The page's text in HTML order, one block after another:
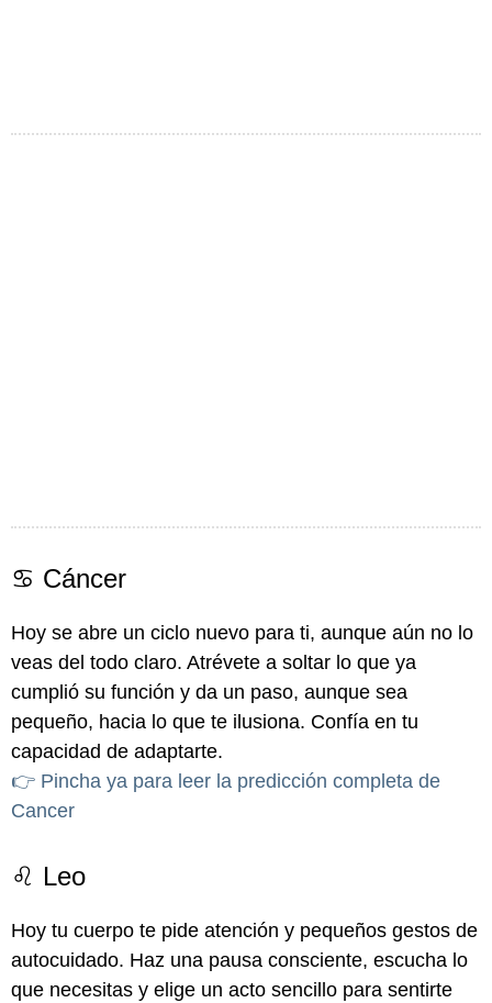
♋ Cáncer
Hoy se abre un ciclo nuevo para ti, aunque aún no lo
veas del todo claro. Atrévete a soltar lo que ya
cumplió su función y da un paso, aunque sea
pequeño, hacia lo que te ilusiona. Confía en tu
capacidad de adaptarte.
👉 Pincha ya para leer la predicción completa de
Cancer
♌ Leo
Hoy tu cuerpo te pide atención y pequeños gestos de
autocuidado. Haz una pausa consciente, escucha lo
que necesitas y elige un acto sencillo para sentirte